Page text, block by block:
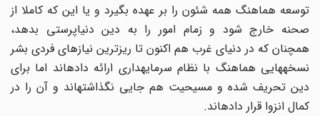
توسعه هماهنگ همه شئون را بر عهده بگیرد و یا این که کاملا از
صحنه خارج شود و زمام امور را به دین دنیاپرستی بدهد،
همچنان که در دنیای غرب هم اکنون تا ریزترین نیازهای فردی بشر
نسخههایی هماهنگ با نظام سرمایهداری ارائه دادهاند اما برای
دین تحریف شده و مسیحیت هم جایی نگذاشتهاند و آن را در
کمال انزوا قرار دادهاند.